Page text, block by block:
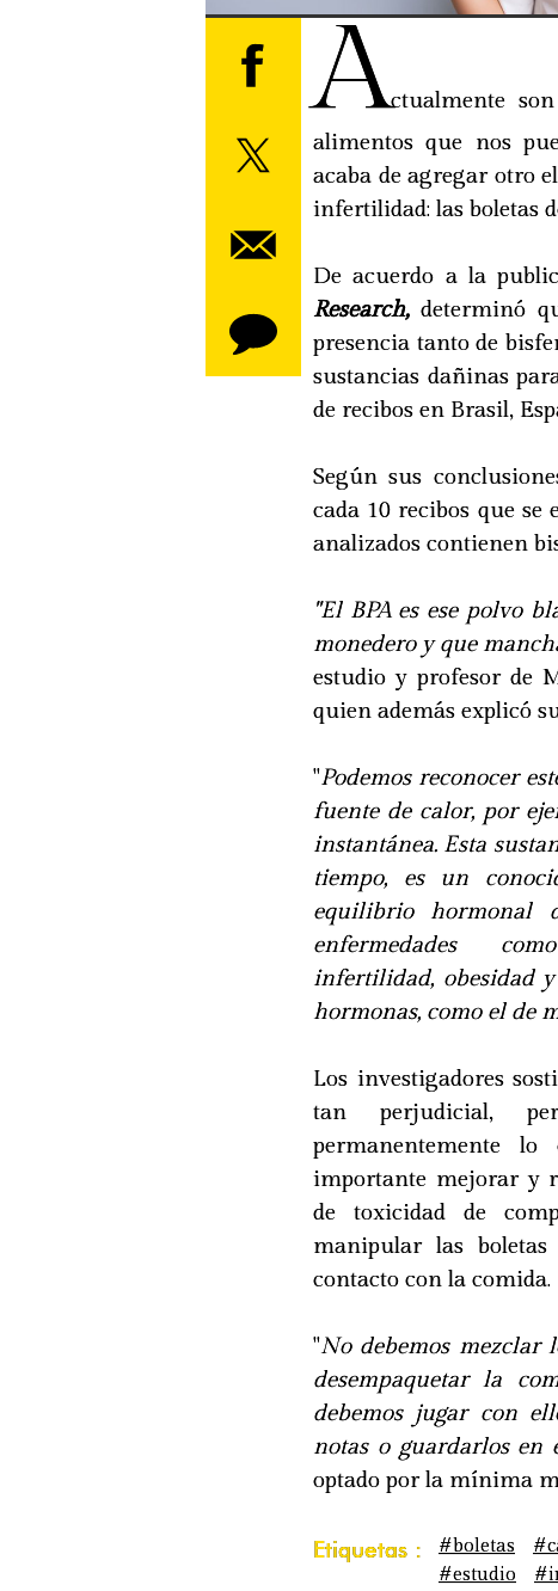
Actualmente
alimentos que nos
acaba de agregar otro
infertilidad: las boletas
De acuerdo a la
Research,determinó
presencia tanto de
sustancias dañinas
de recibos en Brasil,
Según sus
cada 10 recibos que se
analizados contienen
"El BPA es ese polvo
monedero y que
estudio y profesor de
quien además explicó
"Podemos reconocer
fuente de calor, por
instantánea. Esta
tiempo, es un
equilibrio hormonal
enfermedades
infertilidad, obesidad
hormonas, como el de
Los investigadores
tan perjudicial,
permanentemente
importante mejorar y
de toxicidad de
manipular las
contacto con la comida.
"No debemos mezclar
desempaquetar la
debemos jugar con
notas o guardarlos en
optado por la mínima
Etiquetas : #boletas
#estudio